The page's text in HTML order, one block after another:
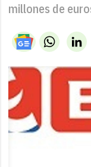
millones de